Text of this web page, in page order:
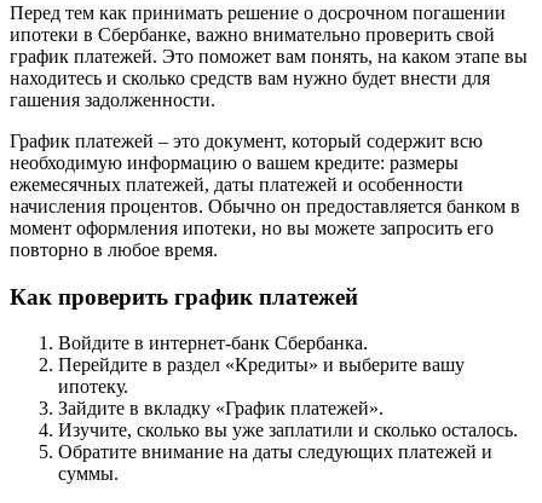
Перед тем как принимать решение о досрочном погашении
ипотеки в Сбербанке, важно внимательно проверить свой
график платежей. Это поможет вам понять, на каком этапе вы
находитесь и сколько средств вам нужно будет внести для
гашения задолженности.
График платежей – это документ, который содержит всю
необходимую информацию о вашем кредите: размеры
ежемесячных платежей, даты платежей и особенности
начисления процентов. Обычно он предоставляется банком в
момент оформления ипотеки, но вы можете запросить его
повторно в любое время.
Как проверить график платежей
Войдите в интернет-банк Сбербанка.
Перейдите в раздел «Кредиты» и выберите вашу
ипотеку.
Зайдите в вкладку «График платежей».
Изучите, сколько вы уже заплатили и сколько осталось.
Обратите внимание на даты следующих платежей и
суммы.